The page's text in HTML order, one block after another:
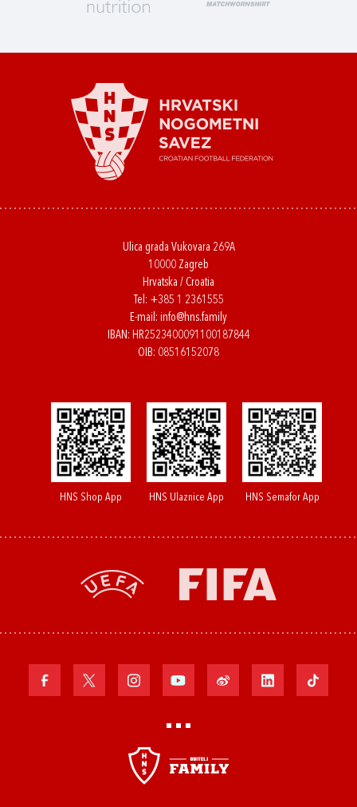
Ulica grada Vukovara 269A
10000 Zagreb
Hrvatska / Croatia
Tel: +385 1 2361555
E-mail: info@hns.family
IBAN: HR2523400091100187844
OIB: 08516152078
HNS Shop App HNS Ulaznice App HNS Semafor App